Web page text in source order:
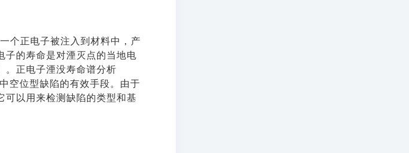
个正电子被注入到材料中，产
子的寿命是对湮灭点的当地电
正电子湮没寿命谱分析
空位型缺陷的有效手段。由于
可以用来检测缺陷的类型和基